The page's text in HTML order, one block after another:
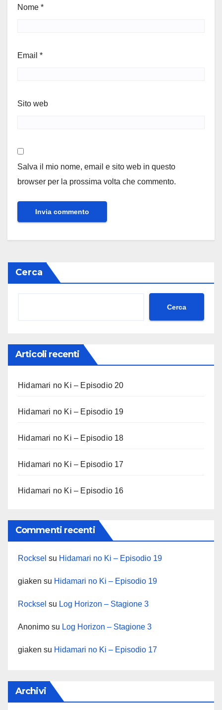
Nome *
Email *
Sito web
Salva il mio nome, email e sito web in questo
browser per la prossima volta che commento.
Cerca
Cerca
Articoli recenti
Hidamari no Ki – Episodio 20
Hidamari no Ki – Episodio 19
Hidamari no Ki – Episodio 18
Hidamari no Ki – Episodio 17
Hidamari no Ki – Episodio 16
Commenti recenti
Rocksel su Hidamari no Ki – Episodio 19
giaken su Hidamari no Ki – Episodio 19
Rocksel su Log Horizon – Stagione 3
Anonimo su Log Horizon – Stagione 3
giaken su Hidamari no Ki – Episodio 17
Archivi